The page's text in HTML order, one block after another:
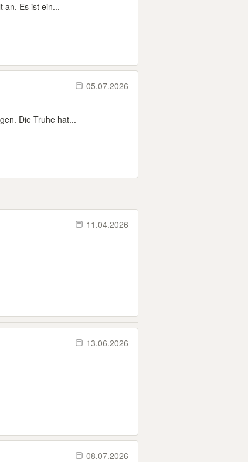
an. Es ist ein...
05.07.2026
Die Truhe hat...
11.04.2026
13.06.2026
08.07.2026